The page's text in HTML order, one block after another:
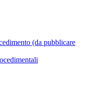
(da pubblicare